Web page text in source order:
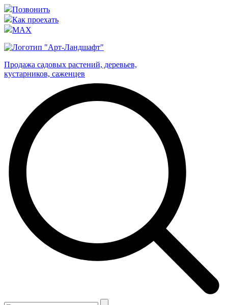
Позвонить
Как проехать
MAX
Продажа садовых растений, деревьев,
кустарников, саженцев